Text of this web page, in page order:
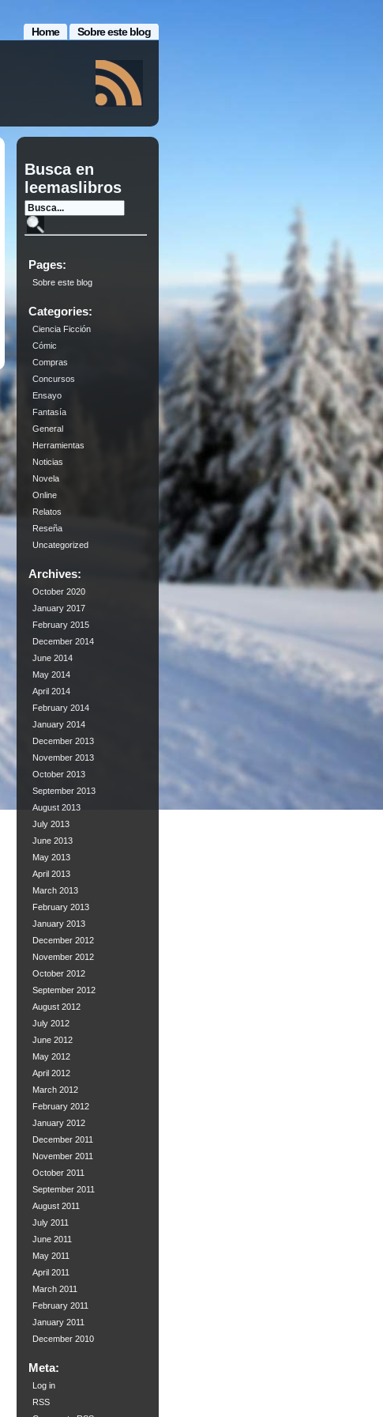
Sobre este blog
Home
Busca en
leemaslibros
Pages:
Sobre este blog
Categories:
Ciencia Ficción
Cómic
Compras
Concursos
Ensayo
Fantasía
General
Herramientas
Noticias
Novela
Online
Relatos
Reseña
Uncategorized
Archives:
October 2020
January 2017
February 2015
December 2014
June 2014
May 2014
April 2014
February 2014
January 2014
December 2013
November 2013
October 2013
September 2013
August 2013
July 2013
June 2013
May 2013
April 2013
March 2013
February 2013
January 2013
December 2012
November 2012
October 2012
September 2012
August 2012
July 2012
June 2012
May 2012
April 2012
March 2012
February 2012
January 2012
December 2011
November 2011
October 2011
September 2011
August 2011
July 2011
June 2011
May 2011
April 2011
March 2011
February 2011
January 2011
December 2010
Meta:
Log in
RSS